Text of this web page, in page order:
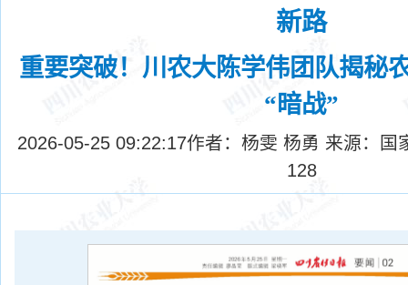
新路
重要突破！川农大陈学伟团队揭秘
“暗战”
2026-05-25 09:22:17作者：杨雯 杨勇 来源：国
128